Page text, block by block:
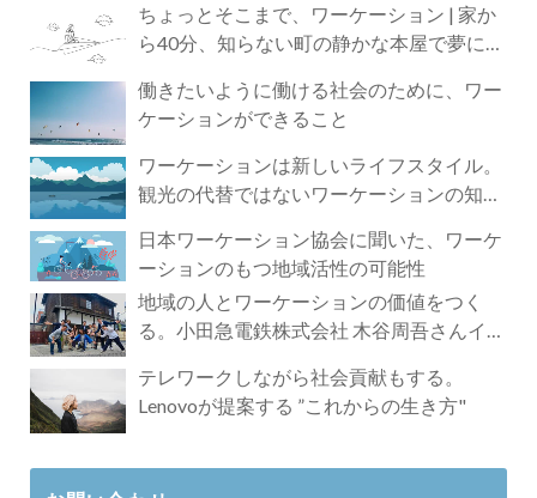
ちょっとそこまで、ワーケーション | 家か
ら40分、知らない町の静かな本屋で夢に近
働きたいように働ける社会のために、ワー
ケーションができること
ワーケーションは新しいライフスタイル。
観光の代替ではないワーケーションの知ら
日本ワーケーション協会に聞いた、ワーケ
ーションのもつ地域活性の可能性
地域の人とワーケーションの価値をつく
る。小田急電鉄株式会社 木谷周吾さんイン
テレワークしながら社会貢献もする。
Lenovoが提案する ”これからの生き方"